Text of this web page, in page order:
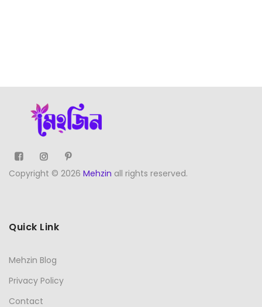
Copyright © 2026 Mehzin all rights reserved.
Quick Link
Mehzin Blog
Privacy Policy
Contact